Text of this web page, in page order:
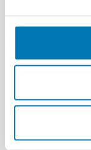
Organi di governo
Enti e fondazioni
Personale
Intranet, posta